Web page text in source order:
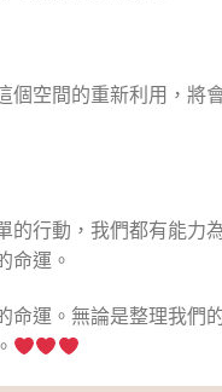
個空間的重新利用，將
行動，我們都有能力
命運。
命運。無論是整理我們